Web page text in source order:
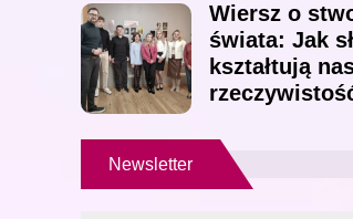
Wiersz o
świata: Jak
kształtują
Newsletter